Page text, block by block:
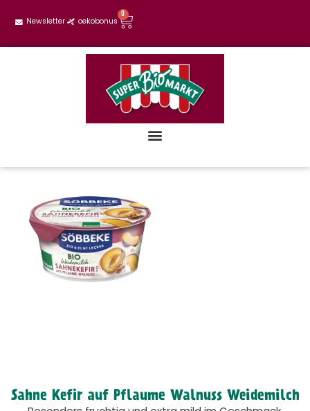
Newsletter oekobonus
0
Sahne Kefir auf Pflaume Walnuss Weidemilch